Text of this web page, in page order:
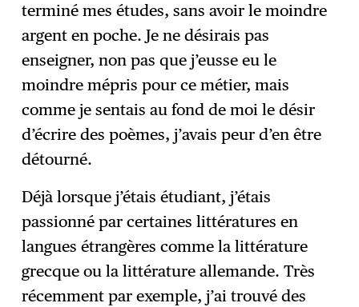
terminé mes études, sans avoir le moindre
argent en poche. Je ne désirais pas
enseigner, non pas que j’eusse eu le
moindre mépris pour ce métier, mais
comme je sentais au fond de moi le désir
d’écrire des poèmes, j’avais peur d’en être
détourné.
Déjà lorsque j’étais étudiant, j’étais
passionné par certaines littératures en
langues étrangères comme la littérature
grecque ou la littérature allemande. Très
récemment par exemple, j’ai trouvé des